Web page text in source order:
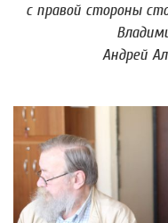
с правой стороны
Андрей